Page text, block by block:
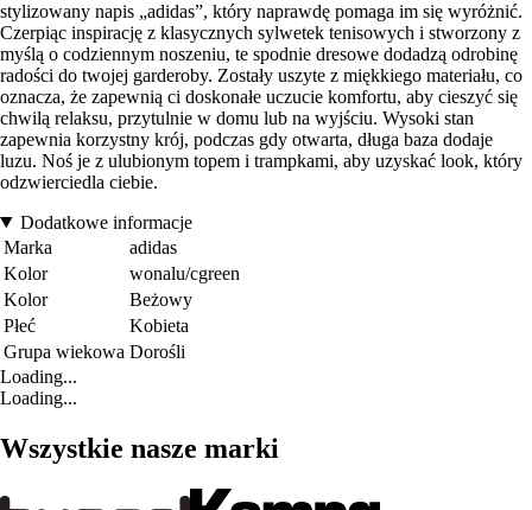
stylizowany napis „adidas”, który naprawdę pomaga im się wyróżnić.
Czerpiąc inspirację z klasycznych sylwetek tenisowych i stworzony z
myślą o codziennym noszeniu, te spodnie dresowe dodadzą odrobinę
radości do twojej garderoby. Zostały uszyte z miękkiego materiału, co
oznacza, że zapewnią ci doskonałe uczucie komfortu, aby cieszyć się
chwilą relaksu, przytulnie w domu lub na wyjściu. Wysoki stan
zapewnia korzystny krój, podczas gdy otwarta, długa baza dodaje
luzu. Noś je z ulubionym topem i trampkami, aby uzyskać look, który
odzwierciedla ciebie.
Dodatkowe informacje
Marka
adidas
Kolor
wonalu/cgreen
Kolor
Beżowy
Płeć
Kobieta
Grupa wiekowa Dorośli
Loading...
Loading...
Wszystkie nasze marki